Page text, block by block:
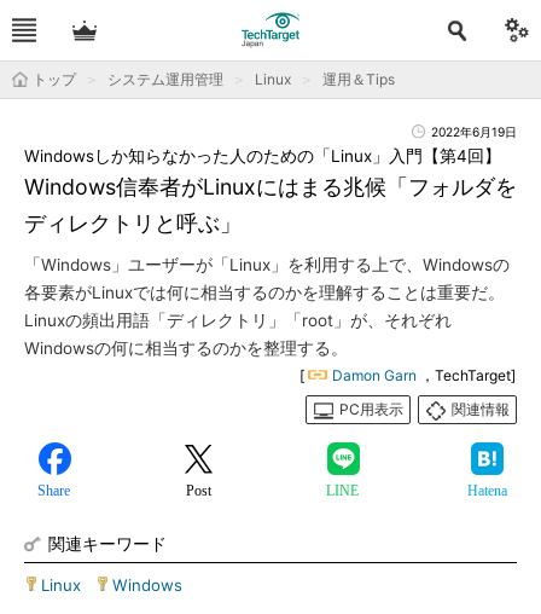
トップ システム運用管理 Linux 運用＆Tips
2022年6月19日
Windows信奉者がLinuxにはまる兆候「フォルダを
ディレクトリと呼ぶ」
Windowsしか知らなかった人のための「Linux」入門【第4回】
「Windows」ユーザーが「Linux」を利用する上で、Windowsの
各要素がLinuxでは何に相当するのかを理解することは重要だ。
Linuxの頻出用語「ディレクトリ」「root」が、それぞれ
Windowsの何に相当するのかを整理する。
[ Damon Garn ，TechTarget]
PC用表示
関連情報
Share Post LINE Hatena
関連キーワード
Linux Windows